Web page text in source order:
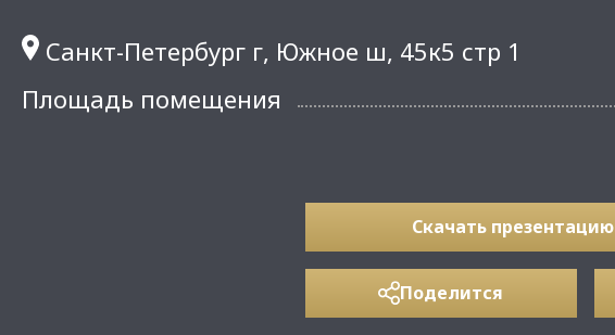
Санкт-Петербург г, Южное ш, 45к5 стр 1
Площадь помещения
Скачать презентацию
Поделится